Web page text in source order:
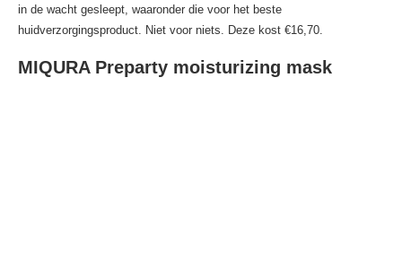
in de wacht gesleept, waaronder die voor het beste
huidverzorgingsproduct. Niet voor niets. Deze kost €16,70.
MIQURA Preparty moisturizing mask